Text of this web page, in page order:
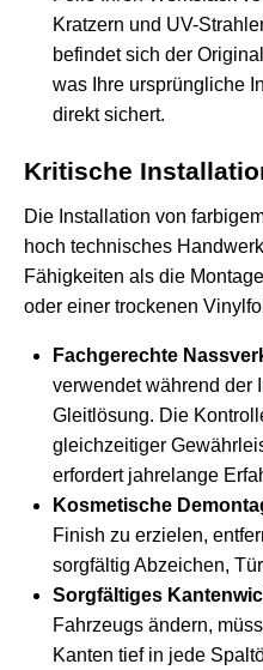
Kratzern und UV-
befindet sich der
was Ihre ursprüngliche
direkt sichert.
Kritische
Die Installation von
hoch technisches
Fähigkeiten als die
oder einer trockenen
Fachgerechte
verwendet während der
Gleitlösung. Die
gleichzeitiger
erfordert jahrelange
Kosmetische
Finish zu erzielen,
sorgfältig Abzeichen,
Sorgfältiges
Fahrzeugs ändern,
Kanten tief in jede